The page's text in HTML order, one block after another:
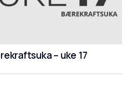
– uke 17